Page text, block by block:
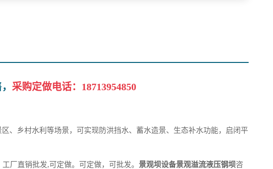
采购定做电话： 18713954850
、乡村水利等场景，可实现防洪挡水、蓄水造景、生态补水功能，启闭平
厂直销批发,可定做。可定做，可批发。 景观坝设备景观溢流液压钢坝咨